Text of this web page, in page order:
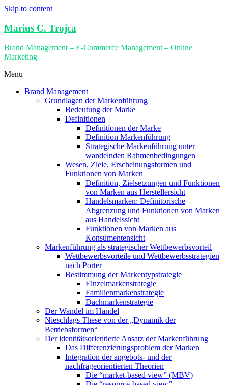
Skip to content
Marius C. Trojca
Brand Management – E-Commerce Management – Online
Marketing
Menu
Brand Management
Grundlagen der Markenführung
Bedeutung der Marke
Definitionen
Definitionen der Marke
Definition Markenführung
Strategische Markenführung unter
wandelnden Rahmenbedingungen
Wesen, Ziele, Erscheinungsformen und
Funktionen von Marken
Definition, Zielsetzungen und Funktionen
von Marken aus Herstellersicht
Handelsmarken: Definitorische
Abgrenzung und Funktionen von Marken
aus Handelssicht
Funktionen von Marken aus
Konsumentensicht
Markenführung als strategischer Wettbewerbsvorteil
Wettbewerbsvorteile und Wettbewerbsstrategien
nach Porter
Bestimmung der Markentypstrategie
Einzelmarkenstrategie
Familienmarkenstrategie
Dachmarkenstrategie
Der Wandel im Handel
Nieschlags These von der „Dynamik der
Betriebsformen“
Der identitätsorientierte Ansatz der Markenführung
Das Differenzierungsproblem der Marken
Integration der angebots- und der
nachfrageorientierten Theorien
Die “market-based view” (MBV)